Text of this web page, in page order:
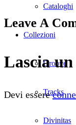
Cataloghi
Collezioni
Groove
Tracks
Divinitas
Leave A
Lascia
Devi essere